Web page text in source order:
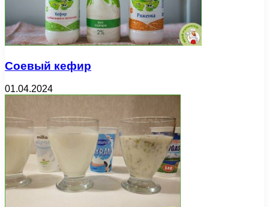
Соевый кефир
01.04.2024